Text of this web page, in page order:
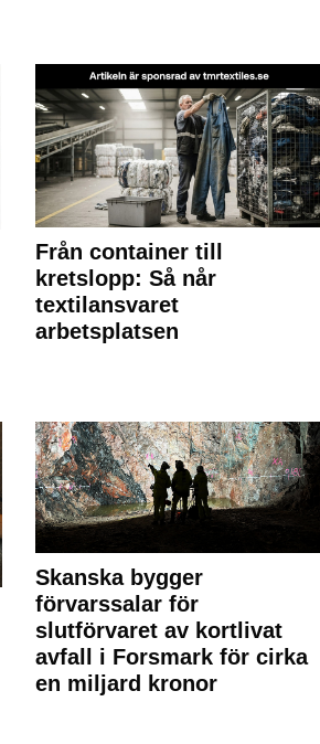
Från container till
kretslopp: Så når
textilansvaret
arbetsplatsen
Skanska bygger
förvarssalar för
slutförvaret av kortlivat
avfall i Forsmark för cirka
en miljard kronor